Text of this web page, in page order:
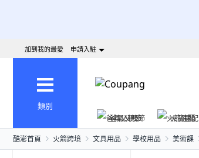
加到我的最愛 申請入駐
類別
爸氣父親節
火箭速配
酷澎首頁 火箭跨境 文具用品 學校用品 美術課